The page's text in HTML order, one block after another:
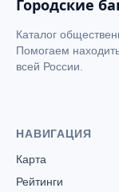
Городские
Каталог
Помогаем
всей России.
НАВИГАЦИЯ
Карта
Рейтинги